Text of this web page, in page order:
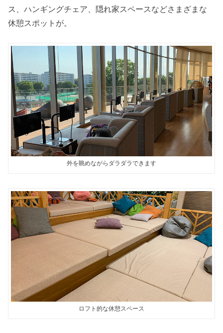
ス、ハンギングチェア、隠れ家スペースなどさまざまな
休憩スポットが。
外を眺めながらダラダラできます
ロフト的な休憩スペース